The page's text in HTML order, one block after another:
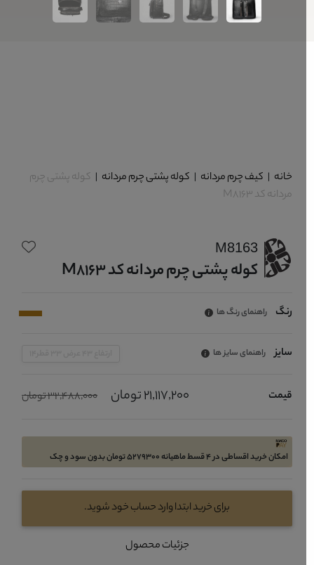
خانه | کیف چرم مردانه| کوله پشتی چرم مردانه| کوله پشتی چرم
مردانه کد M8163
M8163
کوله پشتی چرم مردانه کد M8163
رنگ راهنمای رنگ ها
سایز راهنمای سایز ها
قیمت 21,117,200 تومان 32,488,000 تومان
امکان خرید اقساطی در 4 قسط ماهیانه 5279300 تومان بدون سود و چک
برای خرید ابتدا وارد حساب خود شوید.
جزئیات محصول